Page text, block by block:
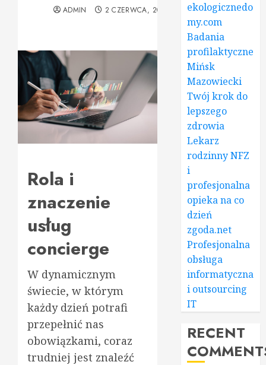
ADMIN 2 CZERWCA, 2026
Rola i
znaczenie
usług
concierge
W dynamicznym
świecie, w którym
każdy dzień potrafi
przepełnić nas
obowiązkami, coraz
trudniej jest znaleźć
ekologicznedo
my.com
Badania
profilaktyczne
Mińsk
Mazowiecki
Twój krok do
lepszego
zdrowia
Lekarz
rodzinny NFZ
i
profesjonalna
opieka na co
dzień
zgoda.net
Profesjonalna
obsługa
informatyczna
i outsourcing
IT
RECENT